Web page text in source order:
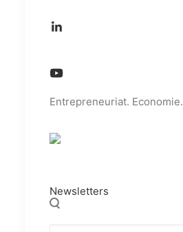
Entrepreneuriat. Economie.
Newsletters